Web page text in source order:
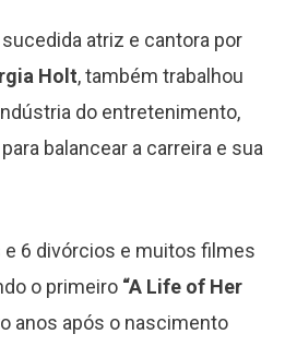
atriz e cantora por
Holt, também trabalhou
do entretenimento,
balancear a carreira e sua
e 6 divórcios e muitos filmes
o primeiro “A Life of Her
anos após o nascimento